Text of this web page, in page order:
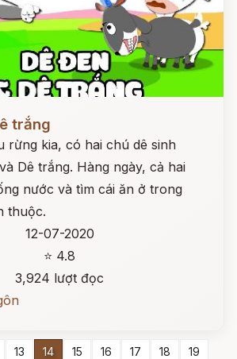
trắng
rừng kia, có hai chú dê sinh
Dê trắng. Hàng ngày, cả hai
nước và tìm cái ăn ở trong
thuộc.
12-07-2020
⭐ 4.8
3,924 lượt đọc
13 14 15 16 17 18
19